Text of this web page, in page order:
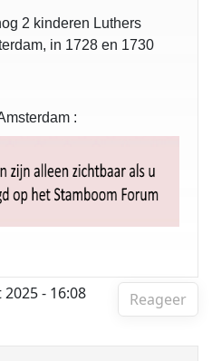
2 kinderen Luthers
in 1728 en 1730
:
Reageer
- 16:08